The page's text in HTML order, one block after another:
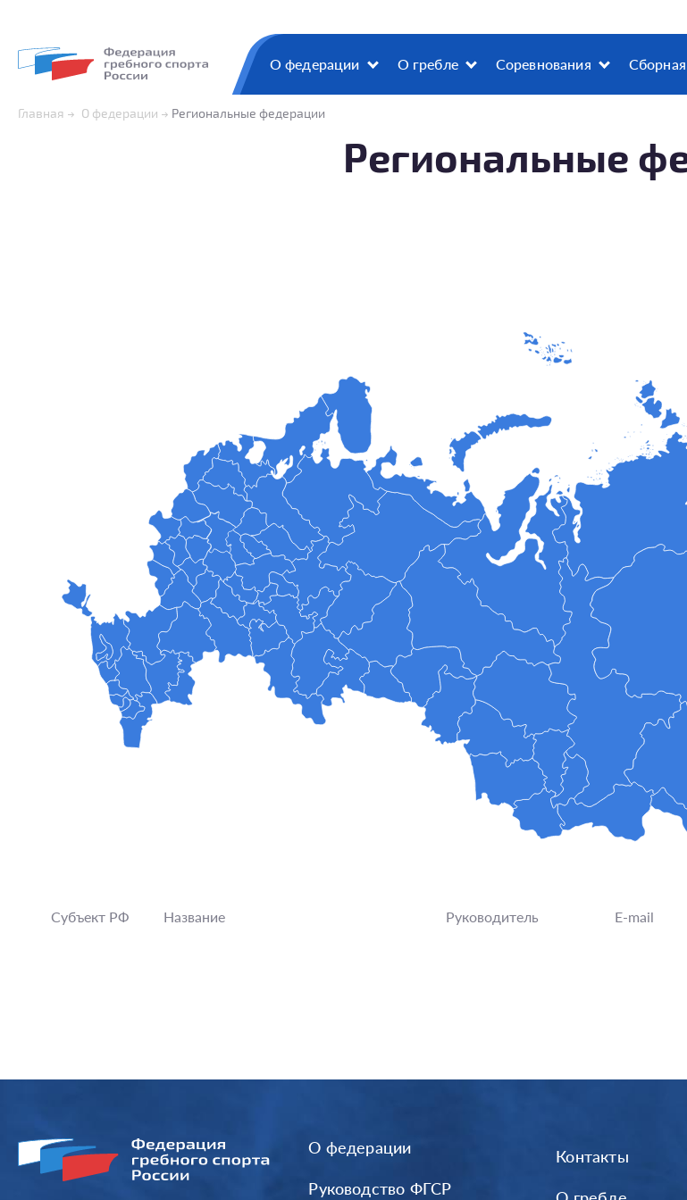
О федерации О гребле Соревнования
Главная О федерации Региональные федерации
Региональные
Субъект РФ Название Руководитель E-mail
О федерации
Руководство ФГСР
Контакты